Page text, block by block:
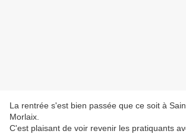
La rentrée s'est bien passée que ce soit à
Morlaix.
C'est plaisant de voir revenir les pratiquants